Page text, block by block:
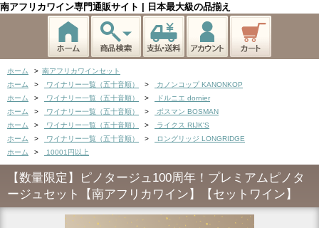
南アフリカワイン専門通販サイト | 日本最大級の品揃え
ホーム > 南アフリカワインセット
ホーム
> ワイナリー一覧（五十音順） >
カノンコップ KANONKOP
ホーム
> ワイナリー一覧（五十音順） >
ドルニエ dornier
ホーム
> ワイナリー一覧（五十音順） >
ボスマン BOSMAN
ホーム
> ワイナリー一覧（五十音順） >
ライクス RIJK'S
ホーム
> ワイナリー一覧（五十音順） >
ロングリッジ LONGRIDGE
ホーム
> 10001円以上
【数量限定】ピノタージュ100周年！プレミアムピノタ
ージュセット【南アフリカワイン】【セットワイン】